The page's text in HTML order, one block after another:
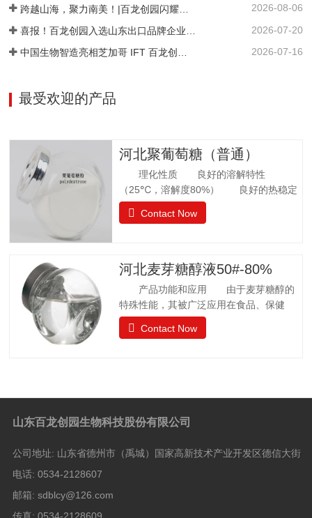
能力很强。热稳定比蔗糖略差，不被大多
数细菌和酵母所发酵。遮蔽异味，平衡口
感和风味。在高温下长时间加热比蔗糖稍
易容易着色。 法规许可中国：食品添加剂
2026-08-06
2026-07-20
中国生物智造亮相芝加哥 IFT 百龙创园 S1421 展位引爆全球健康配料洽谈热潮 2026-07-16
最受欢迎的产品
河北聚葡萄糖（普通）
理化性质 良好的溶解特性
（25℃，溶解度80%） 良好的热稳定
性 环境湿度高，充分吸水 法规
许可 57个国家批准应用聚葡萄糖.
聚葡萄糖质量标准 GB25541-2010项目
指标聚葡萄糖中和、脱色后的聚葡萄糖.聚
葡萄糖(以干基、无灰分品计), w/%
≥90.0 干燥减量，w
Contact Now
河北麦芽糖醇液50#-80%
产品功能和应用 由于麦芽糖醇的
特殊性能，其被广泛应用在食品、保健
品、日常卫生品种，例如冰淇淋、果汁制
品、饼干、酱菜、糖果等。 麦芽糖醇
≤—8.0 8.0 水分 W/%1132.0 还原糖（以葡
≤0.10.10.1比旋光度 αm（20℃，
酸盐（以SO4计）/(mg/kg) ≤100100100氯
Contact Now
山东百龙创园生物科技股份有限公司
公司地址: 山东省德州市（禹城）国家高新技术产业开发区德信大街
电话: 0534-2128607
邮箱: sdblcy@126.com